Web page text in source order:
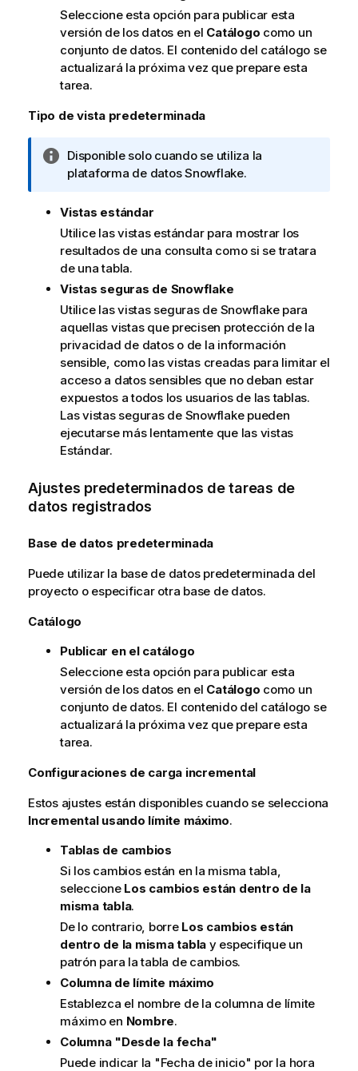
Seleccione esta opción para publicar esta
versión de los datos en el Catálogo como un
conjunto de datos. El contenido del catálogo se
actualizará la próxima vez que prepare esta
tarea.
Tipo de vista predeterminada
N
o
a
i
r
m
a
t
i
v
a
Disponible solo cuando se utiliza la
plataforma de datos Snowflake.
Vistas estándar
Utilice las vistas estándar para mostrar los
resultados de una consulta como si se tratara
de una tabla.
Vistas seguras de Snowflake
Utilice las vistas seguras de Snowflake para
aquellas vistas que precisen protección de la
privacidad de datos o de la información
sensible, como las vistas creadas para limitar el
acceso a datos sensibles que no deban estar
expuestos a todos los usuarios de las tablas.
Las vistas seguras de Snowflake pueden
ejecutarse más lentamente que las vistas
Estándar.
Ajustes predeterminados de tareas de
datos registrados
Base de datos predeterminada
Puede utilizar la base de datos predeterminada del
proyecto o especificar otra base de datos.
Catálogo
Publicar en el catálogo
Seleccione esta opción para publicar esta
versión de los datos en el Catálogo como un
conjunto de datos. El contenido del catálogo se
actualizará la próxima vez que prepare esta
tarea.
Configuraciones de carga incremental
Estos ajustes están disponibles cuando se selecciona
Incremental usando límite máximo.
Tablas de cambios
Si los cambios están en la misma tabla,
seleccione Los cambios están dentro de la
misma tabla.
De lo contrario, borre Los cambios están
dentro de la misma tabla y especifique un
patrón para la tabla de cambios.
Columna de límite máximo
Establezca el nombre de la columna de límite
máximo en Nombre.
Columna "Desde la fecha"
Puede indicar la "Fecha de inicio" por la hora